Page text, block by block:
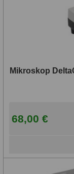
Mikroskop
68,00 €